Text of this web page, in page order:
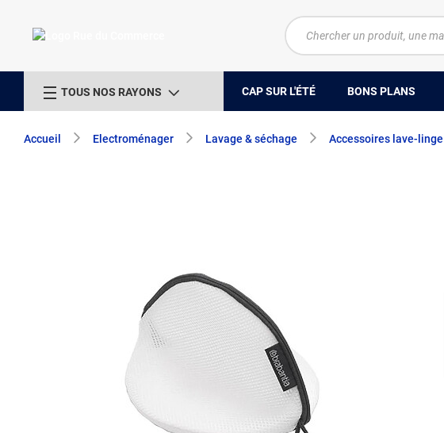
TOUS NOS RAYONS CAP SUR L'ÉTÉ BONS PLANS
Accueil Electroménager Lavage & séchage Accessoires lave-linge